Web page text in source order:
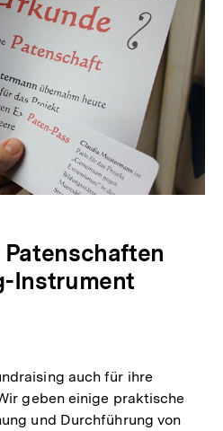
Instrument
auch für ihre
geben einige praktische
und Durchführung von